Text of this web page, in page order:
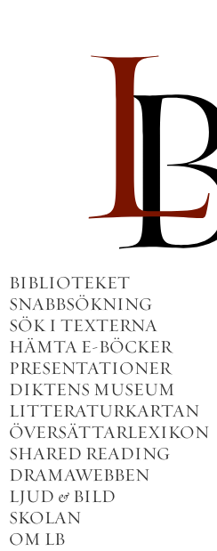
BIBLIOTEKET
SNABBSÖKNING
SÖK I TEXTERNA
HÄMTA E-BÖCKER
PRESENTATIONER
DIKTENS MUSEUM
LITTERATURKARTAN
ÖVERSÄTTARLEXIKON
SHARED READING
DRAMAWEBBEN
LJUD & BILD
SKOLAN
OM LB